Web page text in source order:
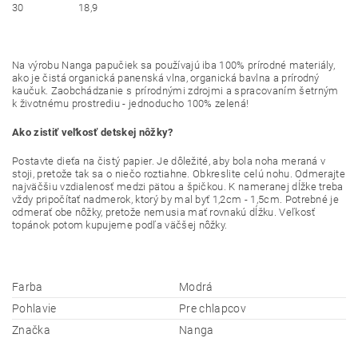
30 18,9
Na výrobu Nanga papučiek sa používajú iba 100% prírodné materiály,
ako je čistá organická panenská vlna, organická bavlna a prírodný
kaučuk. Zaobchádzanie s prírodnými zdrojmi a spracovaním šetrným
k životnému prostrediu - jednoducho 100% zelená!
Ako zistiť veľkosť detskej nôžky?
Postavte dieťa na čistý papier. Je dôležité, aby bola noha meraná v
stoji, pretože tak sa o niečo roztiahne. Obkreslite celú nohu. Odmerajte
najväčšiu vzdialenosť medzi pätou a špičkou. K nameranej dĺžke treba
vždy pripočítať nadmerok, ktorý by mal byť 1,2cm - 1,5cm. Potrebné je
odmerať obe nôžky, pretože nemusia mať rovnakú dĺžku. Veľkosť
topánok potom kupujeme podľa väčšej nôžky.
Farba
Modrá
Pohlavie
Pre chlapcov
Značka
Nanga